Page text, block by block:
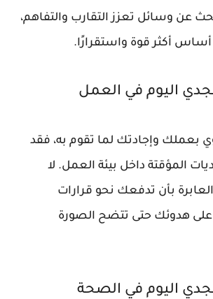
عن وسائل تعزز التقارب والتفاهم،
أكثر قوة واستقرارًا.
اليوم في العمل
بعملك وإجادتك لما تقوم به، فقد
المؤقتة داخل بيئة العمل. لا
بأن تدفعك نحو قرارات
هدوئك حتى تتضح الصورة
اليوم في الصحة